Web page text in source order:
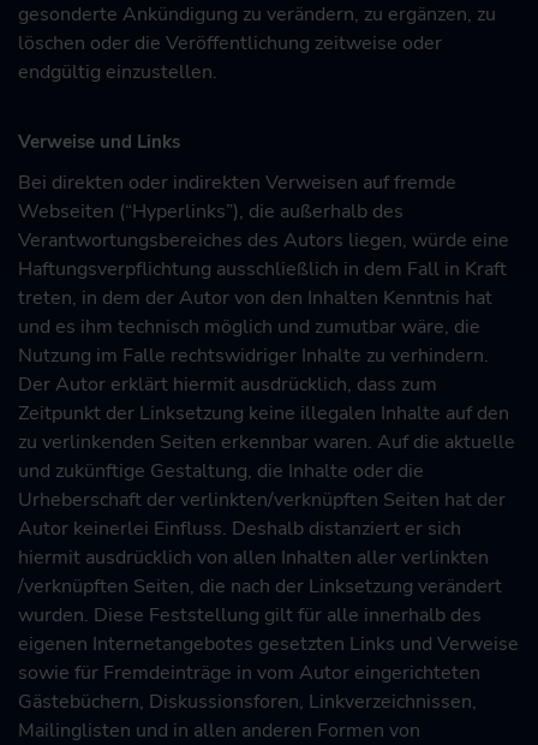
gesonderte Ankündigung zu verändern, zu ergänzen, zu
löschen oder die Veröffentlichung zeitweise oder
endgültig einzustellen.
Verweise und Links
Bei direkten oder indirekten Verweisen auf fremde
Webseiten (“Hyperlinks”), die außerhalb des
Verantwortungsbereiches des Autors liegen, würde eine
Haftungsverpflichtung ausschließlich in dem Fall in Kraft
treten, in dem der Autor von den Inhalten Kenntnis hat
und es ihm technisch möglich und zumutbar wäre, die
Nutzung im Falle rechtswidriger Inhalte zu verhindern.
Der Autor erklärt hiermit ausdrücklich, dass zum
Zeitpunkt der Linksetzung keine illegalen Inhalte auf den
zu verlinkenden Seiten erkennbar waren. Auf die aktuelle
und zukünftige Gestaltung, die Inhalte oder die
Urheberschaft der verlinkten/verknüpften Seiten hat der
Autor keinerlei Einfluss. Deshalb distanziert er sich
hiermit ausdrücklich von allen Inhalten aller verlinkten
/verknüpften Seiten, die nach der Linksetzung verändert
wurden. Diese Feststellung gilt für alle innerhalb des
eigenen Internetangebotes gesetzten Links und Verweise
sowie für Fremdeinträge in vom Autor eingerichteten
Gästebüchern, Diskussionsforen, Linkverzeichnissen,
Mailinglisten und in allen anderen Formen von